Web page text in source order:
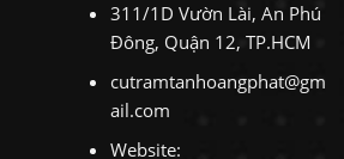
311/1D Vườn Lài, An Phú
Đông, Quận 12, TP.HCM
cutramtanhoangphat@gm
ail.com
Website: